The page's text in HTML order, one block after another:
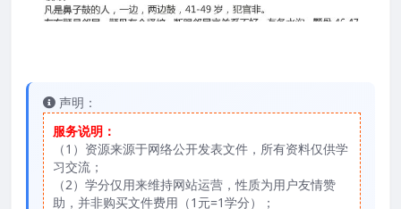
声明：
服务说明：
（1）资源来源于网络公开发表文件，所有资料仅供学
习交流；
（2）学分仅用来维持网站运营，性质为用户友情赞
助，并非购买文件费用（1元=1学分）；